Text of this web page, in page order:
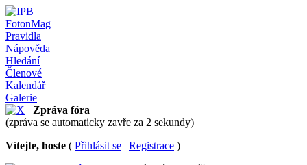
FotonMag
Pravidla
Nápověda
Hledání
Členové
Kalendář
Galerie
Zpráva fóra
(zpráva se automaticky zavře za 2 sekundy)
Vítejte, hoste ( Přihlásit se | Registrace )